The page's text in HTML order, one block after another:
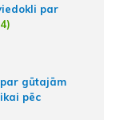
par
gūtajām
pēc